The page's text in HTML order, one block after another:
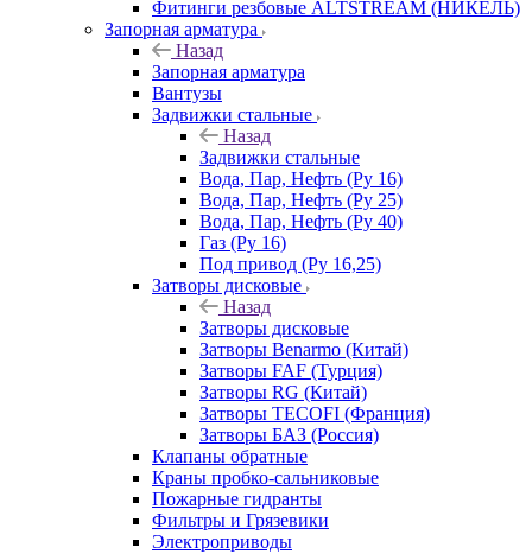
Фитинги резбовые ALTSTREAM (НИКЕЛЬ)
Запорная арматура
Назад
Запорная арматура
Вантузы
Задвижки стальные
Назад
Задвижки стальные
Вода, Пар, Нефть (Ру 16)
Вода, Пар, Нефть (Ру 25)
Вода, Пар, Нефть (Ру 40)
Газ (Ру 16)
Под привод (Ру 16,25)
Затворы дисковые
Назад
Затворы дисковые
Затворы Benarmo (Китай)
Затворы FAF (Турция)
Затворы RG (Китай)
Затворы TECOFI (Франция)
Затворы БАЗ (Россия)
Клапаны обратные
Краны пробко-сальниковые
Пожарные гидранты
Фильтры и Грязевики
Электроприводы